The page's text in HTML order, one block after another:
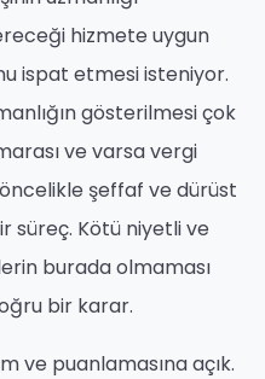
hizmete uygun
ispat etmesi isteniyor.
gösterilmesi çok
ve varsa vergi
öncelikle şeffaf ve dürüst
süreç. Kötü niyetli ve
burada olmaması
bir karar.
ve puanlamasına açık.